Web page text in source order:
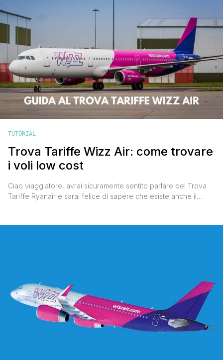
semplicissimo. CONCORSO WIZZ [']
TUTORIAL
Trova Tariffe Wizz Air: come trovare
i voli low cost
Ciao viaggiatore, avrai sicuramente sentito parlare del Trova
Tariffe Ryanair e sarai felice di sapere che esiste anche il
prezzi di tutti i voli da una città all'altra suddivisi per mese. In